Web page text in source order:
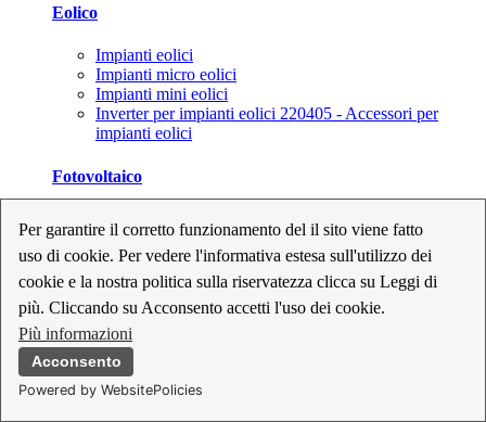
Per garantire il corretto funzionamento del il sito viene fatto
uso di cookie. Per vedere l'informativa estesa sull'utilizzo dei
cookie e la nostra politica sulla riservatezza clicca su Leggi di
più. Cliccando su Acconsento accetti l'uso dei cookie.
Più informazioni
Acconsento
Powered by WebsitePolicies
Eolico
Impianti eolici
Impianti micro eolici
Impianti mini eolici
Inverter per impianti eolici 220405 - Accessori per
impianti eolici
Fotovoltaico
Inverter per impianti fotovoltaici
Kit per impianti fotovoltaici
Moduli fotovoltaici
Sistemi di monitoraggio per impianti fotovoltaici
Strumenti di collaudo e configurazione per impianti
fotovoltaici
Supporti per impianti fotovoltaici
Geotermia